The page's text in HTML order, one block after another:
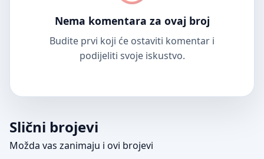
Nema komentara za ovaj broj
Budite prvi koji će ostaviti komentar i
podijeliti svoje iskustvo.
Slični brojevi
Možda vas zanimaju i ovi brojevi